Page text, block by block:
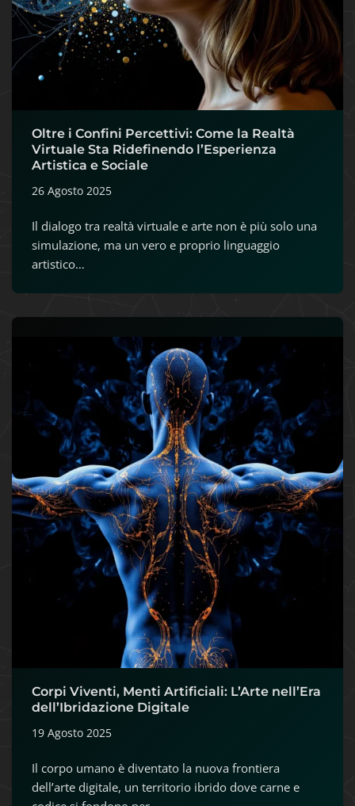
Oltre i Confini Percettivi: Come la Realtà
Virtuale Sta Ridefinendo l’Esperienza
Artistica e Sociale
26 Agosto 2025
Il dialogo tra realtà virtuale e arte non è più solo una
simulazione, ma un vero e proprio linguaggio
artistico…
Corpi Viventi, Menti Artificiali: L’Arte nell’Era
dell’Ibridazione Digitale
19 Agosto 2025
Il corpo umano è diventato la nuova frontiera
dell’arte digitale, un territorio ibrido dove carne e